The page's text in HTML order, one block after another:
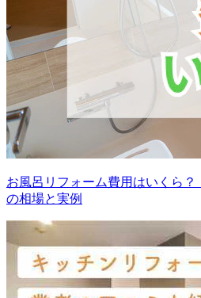
お風呂リフォーム費用はいくら？
の相場と実例